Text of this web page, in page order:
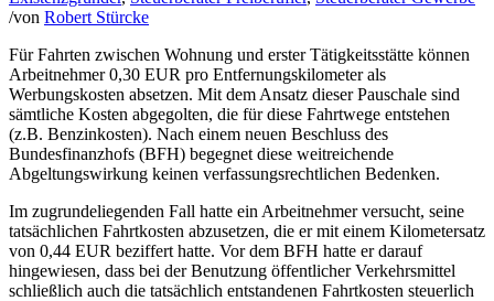
/von Robert Stürcke
Für Fahrten zwischen Wohnung und erster Tätigkeitsstätte können
Arbeitnehmer 0,30 EUR pro Entfernungskilometer als
Werbungskosten absetzen. Mit dem Ansatz dieser Pauschale sind
sämtliche Kosten abgegolten, die für diese Fahrtwege entstehen
(z.B. Benzinkosten). Nach einem neuen Beschluss des
Bundesfinanzhofs (BFH) begegnet diese weitreichende
Abgeltungswirkung keinen verfassungsrechtlichen Bedenken.
Im zugrundeliegenden Fall hatte ein Arbeitnehmer versucht, seine
tatsächlichen Fahrtkosten abzusetzen, die er mit einem Kilometersatz
von 0,44 EUR beziffert hatte. Vor dem BFH hatte er darauf
hingewiesen, dass bei der Benutzung öffentlicher Verkehrsmittel
schließlich auch die tatsächlich entstandenen Fahrtkosten steuerlich